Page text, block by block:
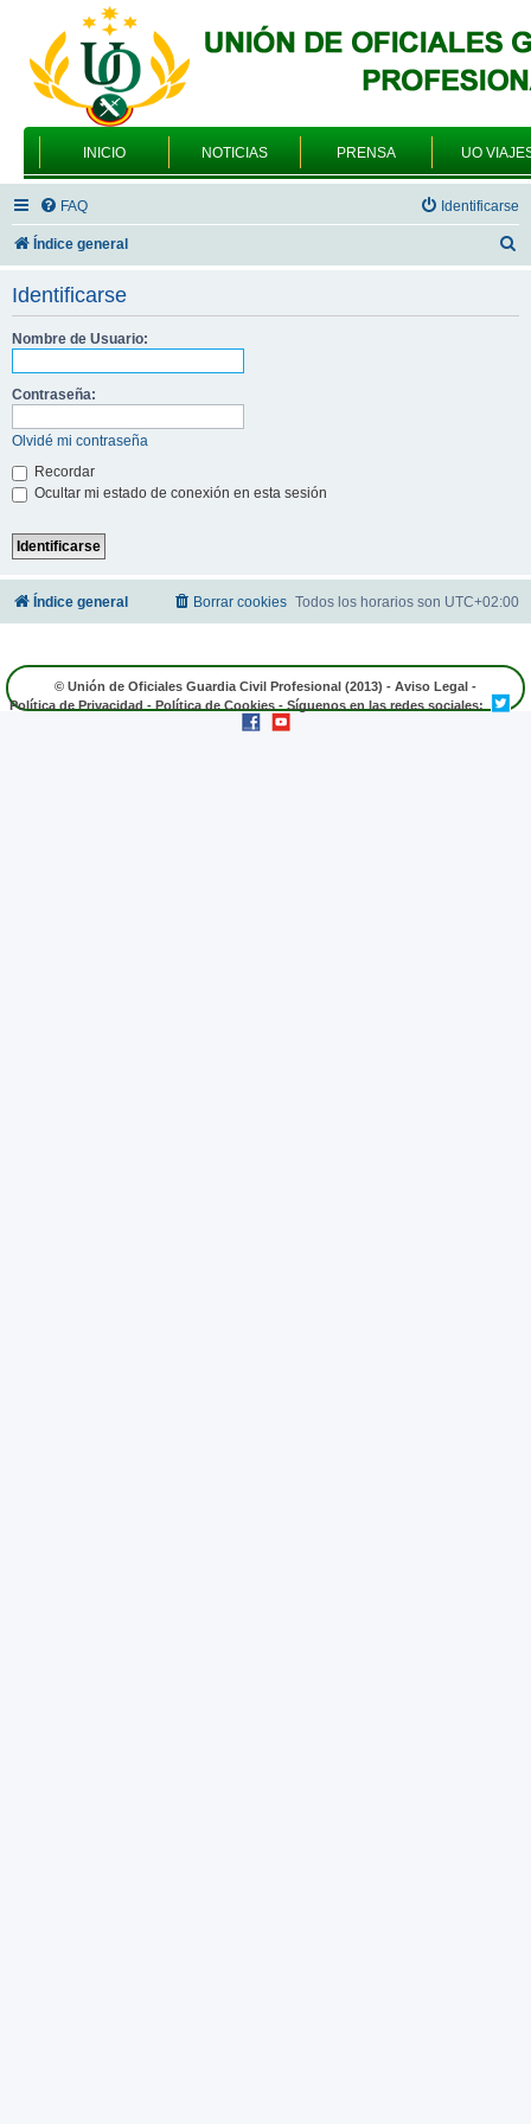
INICIO NOTICIAS PRENSA UO
FAQ Identificarse
Índice general
Identificarse
Nombre de Usuario:
Contraseña:
Olvidé mi contraseña
Recordar
Ocultar mi estado de conexión en esta sesión
Índice general Todos los horarios son UTC+02:00
Borrar cookies
© Unión de Oficiales Guardia Civil Profesional (2013) - Aviso Legal -
Política de Privacidad - Política de Cookies - Síguenos en las redes sociales: